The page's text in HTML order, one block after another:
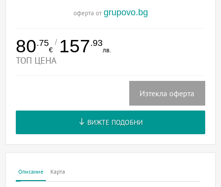
оферта от grupovo.bg
80.75
€
/ 157.93
лв.
ТОП ЦЕНА
Изтекла оферта
ВИЖТЕ ПОДОБНИ
Описание Карта